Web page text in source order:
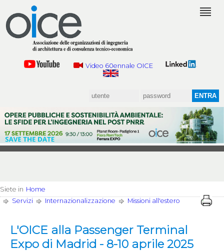
Video 60ennale OICE
Siete in Home
Servizi
Internazionalizzazione Missioni all'estero
L'OICE alla Passenger Terminal
Expo di Madrid - 8-10 aprile 2025